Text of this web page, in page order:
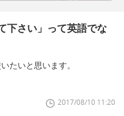
下さい」って英語でな
たいと思います。
2017/08/10 11:20